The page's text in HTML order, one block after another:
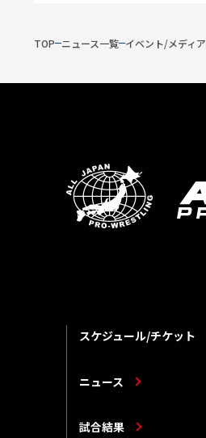
TOP ニュース一覧 イベント/メディア
スケジュール/チケット
ニュース
試合結果